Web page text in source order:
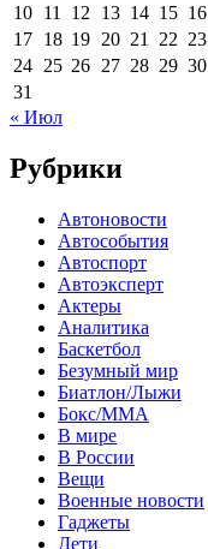
10 11 12 13 14 15 16
17 18 19 20 21 22 23
24 25 26 27 28 29 30
31
« Июл
Рубрики
Автоновости
Автособытия
Автоспорт
Автоэксперт
Актеры
Аналитика
Баскетбол
Безумный мир
Биатлон/Лыжи
Бокс/MMA
В мире
В России
Вещи
Военные новости
Гаджеты
Дети